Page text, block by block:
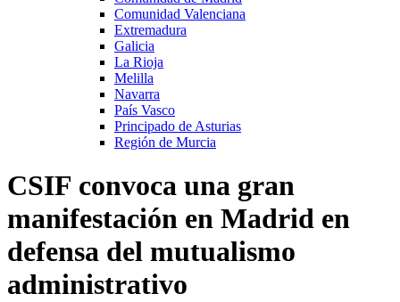
Comunidad Valenciana
Extremadura
Galicia
La Rioja
Melilla
Navarra
País Vasco
Principado de Asturias
Región de Murcia
CSIF convoca una gran
manifestación en Madrid en
defensa del mutualismo
administrativo